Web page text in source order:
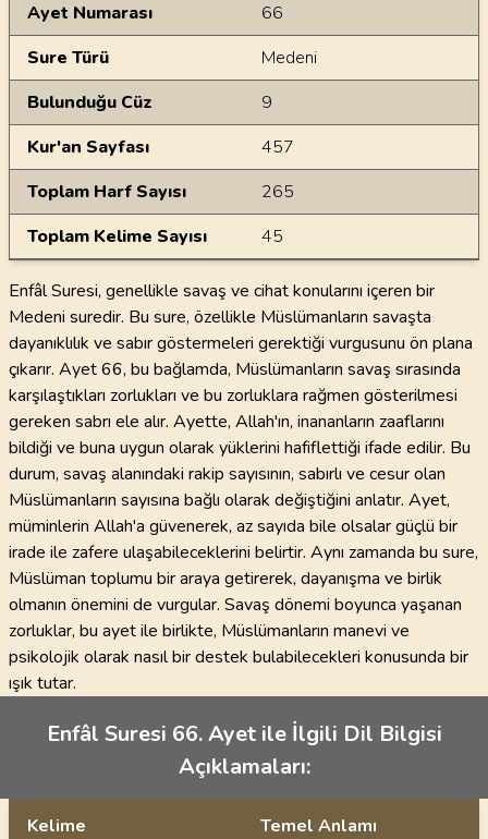
Ayet Numarası
66
Sure Türü
Medeni
Bulunduğu Cüz
9
Kur'an Sayfası
457
Toplam Harf Sayısı
265
Toplam Kelime Sayısı
45
Enfâl Suresi, genellikle savaş ve cihat konularını içeren bir
Medeni suredir. Bu sure, özellikle Müslümanların savaşta
dayanıklılık ve sabır göstermeleri gerektiği vurgusunu ön plana
çıkarır. Ayet 66, bu bağlamda, Müslümanların savaş sırasında
karşılaştıkları zorlukları ve bu zorluklara rağmen gösterilmesi
gereken sabrı ele alır. Ayette, Allah'ın, inananların zaaflarını
bildiği ve buna uygun olarak yüklerini hafiflettiği ifade edilir. Bu
durum, savaş alanındaki rakip sayısının, sabırlı ve cesur olan
Müslümanların sayısına bağlı olarak değiştiğini anlatır. Ayet,
müminlerin Allah'a güvenerek, az sayıda bile olsalar güçlü bir
irade ile zafere ulaşabileceklerini belirtir. Aynı zamanda bu sure,
Müslüman toplumu bir araya getirerek, dayanışma ve birlik
olmanın önemini de vurgular. Savaş dönemi boyunca yaşanan
zorluklar, bu ayet ile birlikte, Müslümanların manevi ve
psikolojik olarak nasıl bir destek bulabilecekleri konusunda bir
ışık tutar.
Enfâl Suresi 66. Ayet ile İlgili Dil Bilgisi
Açıklamaları:
Kelime Temel Anlamı